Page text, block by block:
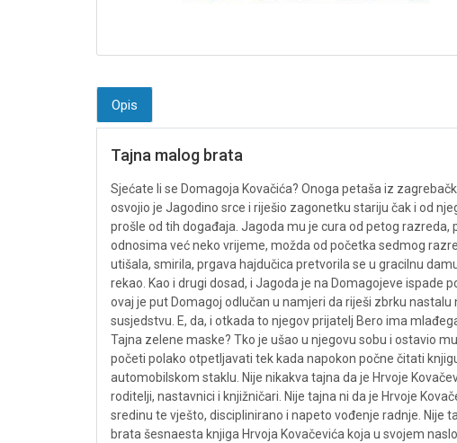
Opis
Tajna malog brata
Sjećate li se Domagoja Kovačića? Onoga petaša iz
osvojio je Jagodino srce i riješio zagonetku stariju čak i od
prošle od tih događaja. Jagoda mu je cura od petog razreda,
odnosima već neko vrijeme, možda od početka sedmog
utišala, smirila, prgava hajdučica pretvorila se u gracilnu
rekao. Kao i drugi dosad, i Jagoda je na Domagojeve ispade
ovaj je put Domagoj odlučan u namjeri da riješi zbrku
susjedstvu. E, da, i otkada to njegov prijatelj Bero ima
Tajna zelene maske? Tko je ušao u njegovu sobu i ostavio
početi polako otpetljavati tek kada napokon počne čitati
automobilskom staklu. Nije nikakva tajna da je Hrvoje
roditelji, nastavnici i knjižničari. Nije tajna ni da je Hrvoje
sredinu te vješto, disciplinirano i napeto vođenje radnje. Nije
brata šesnaesta knjiga Hrvoja Kovačevića koja u svojem